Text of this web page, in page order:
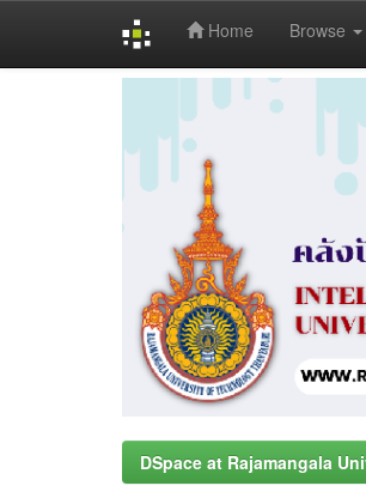
Home Browse
DSpace at Rajamangala